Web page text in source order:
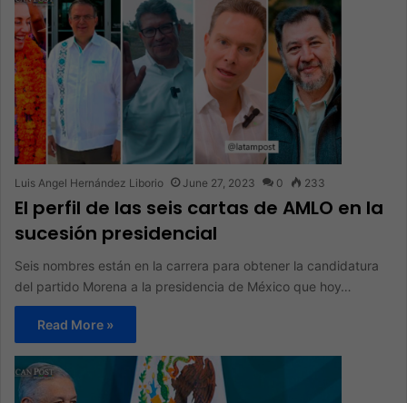
Luis Angel Hernández Liborio June 27, 2023 0 233
El perfil de las seis cartas de AMLO en la
sucesión presidencial
Seis nombres están en la carrera para obtener la candidatura
del partido Morena a la presidencia de México que hoy…
Read More »